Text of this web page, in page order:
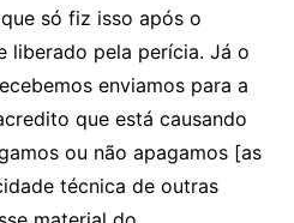
só fiz isso após o
liberado pela perícia. Já o
enviamos para a
que está causando
ou não apagamos [as
técnica de outras